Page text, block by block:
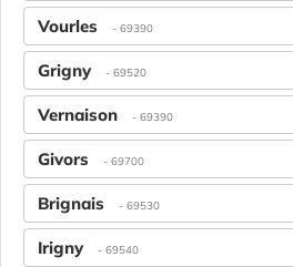
Vourles - 69390
Grigny - 69520
Vernaison - 69390
Givors - 69700
Brignais - 69530
Irigny - 69540